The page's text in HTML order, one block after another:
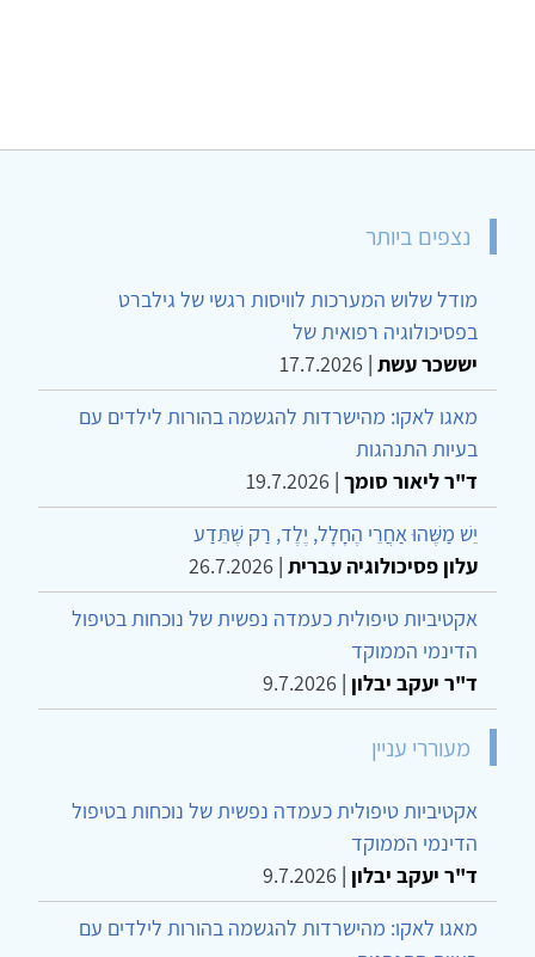
נצפים ביותר
מודל שלוש המערכות לוויסות רגשי של גילברט
בפסיכולוגיה רפואית של
יששכר עשת |
17.7.2026
מאגו לאקו: מהישרדות להגשמה בהורות לילדים עם
בעיות התנהגות
ד"ר ליאור סומך |
19.7.2026
יֵשׁ מַשֶּׁהוּ אַחֲרֵי הֶחָלָל, יֶלֶד, רַק שֶׁתֵּדַע
עלון פסיכולוגיה עברית |
26.7.2026
אקטיביות טיפולית כעמדה נפשית של נוכחות בטיפול
הדינמי הממוקד
ד"ר יעקב יבלון |
9.7.2026
מעוררי עניין
אקטיביות טיפולית כעמדה נפשית של נוכחות בטיפול
הדינמי הממוקד
ד"ר יעקב יבלון |
9.7.2026
מאגו לאקו: מהישרדות להגשמה בהורות לילדים עם